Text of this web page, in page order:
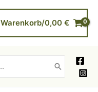
Warenkorb/0,00 €